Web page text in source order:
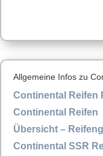
Allgemeine Infos zu
Continental Reifen
Continental Reifen
Übersicht –
Continental SSR